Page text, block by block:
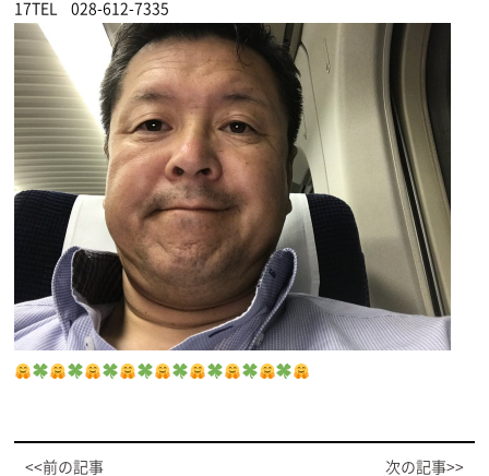
17TEL 028-612-7335
<<前の記事 次の記事>>